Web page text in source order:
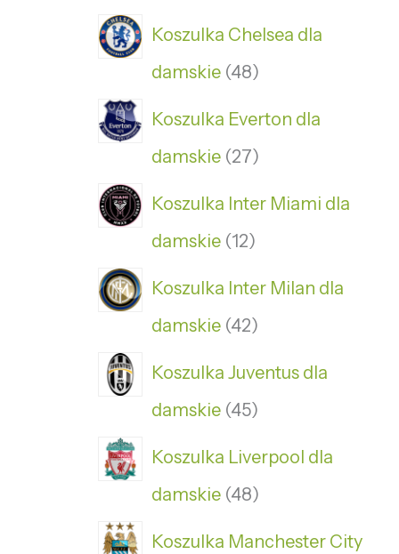
Koszulka Chelsea dla
damskie 48
Koszulka Everton dla
damskie 27
Koszulka Inter Miami dla
damskie 12
Koszulka Inter Milan dla
damskie 42
Koszulka Juventus dla
damskie 45
Koszulka Liverpool dla
damskie 48
Koszulka Manchester City